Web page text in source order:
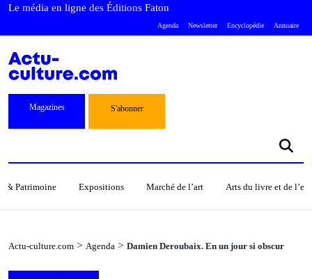
Le média en ligne des Éditions Faton
Agenda Newsletter Encyclopédie Annuaire
Magazines S'abonner
& Patrimoine Expositions Marché de l’art Arts du livre et de
Actu-culture.com > Agenda > Damien Deroubaix. En un jour si obscur